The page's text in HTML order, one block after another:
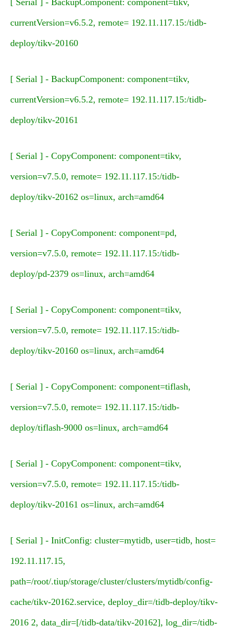
currentVersion=v6.5.2, remote= 192.11.117.15:/tidb-
deploy/tikv-20160
[ Serial ] - BackupComponent: component=tikv,
currentVersion=v6.5.2, remote= 192.11.117.15:/tidb-
deploy/tikv-20161
[ Serial ] - CopyComponent: component=tikv,
version=v7.5.0, remote= 192.11.117.15:/tidb-
deploy/tikv-20162 os=linux, arch=amd64
[ Serial ] - CopyComponent: component=pd,
version=v7.5.0, remote= 192.11.117.15:/tidb-
deploy/pd-2379 os=linux, arch=amd64
[ Serial ] - CopyComponent: component=tikv,
version=v7.5.0, remote= 192.11.117.15:/tidb-
deploy/tikv-20160 os=linux, arch=amd64
[ Serial ] - CopyComponent: component=tiflash,
version=v7.5.0, remote= 192.11.117.15:/tidb-
deploy/tiflash-9000 os=linux, arch=amd64
[ Serial ] - CopyComponent: component=tikv,
version=v7.5.0, remote= 192.11.117.15:/tidb-
deploy/tikv-20161 os=linux, arch=amd64
[ Serial ] - InitConfig: cluster=mytidb, user=tidb, host=
192.11.117.15,
path=/root/.tiup/storage/cluster/clusters/mytidb/config-
cache/tikv-20162.service, deploy_dir=/tidb-deploy/tikv-
2016 2, data_dir=[/tidb-data/tikv-20162], log_dir=/tidb-